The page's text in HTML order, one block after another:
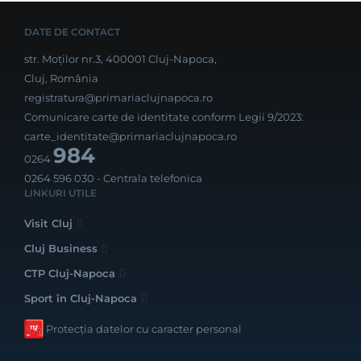
DATE DE CONTACT
str. Moților nr.3, 400001 Cluj-Napoca,
Cluj, România
registratura@primariaclujnapoca.ro
Comunicare carte de identitate conform Legii 9/2023:
carte_identitate@primariaclujnapoca.ro
0264984
0264 596 030 - Centrala telefonica
LINKURI UTILE
Visit Cluj
Cluj Business
CTP Cluj-Napoca
Sport în Cluj-Napoca
Protecția datelor cu caracter personal